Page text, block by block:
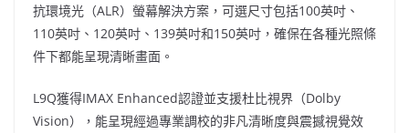
抗環境光（ALR）螢幕解決方案，可選尺寸包括100英吋、
110英吋、120英吋、139英吋和150英吋，確保在各種光照條
件下都能呈現清晰畫面。
L9Q獲得IMAX Enhanced認證並支援杜比視界（Dolby
Vision），能呈現經過專業調校的非凡清晰度與震撼視覺效